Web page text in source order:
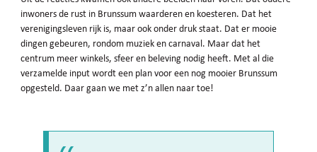
inwoners de rust in Brunssum waarderen en koesteren. Dat het
verenigingsleven rijk is, maar ook onder druk staat. Dat er mooie
dingen gebeuren, rondom muziek en carnaval. Maar dat het
centrum meer winkels, sfeer en beleving nodig heeft. Met al die
verzamelde input wordt een plan voor een nog mooier Brunssum
opgesteld. Daar gaan we met z’n allen naar toe!